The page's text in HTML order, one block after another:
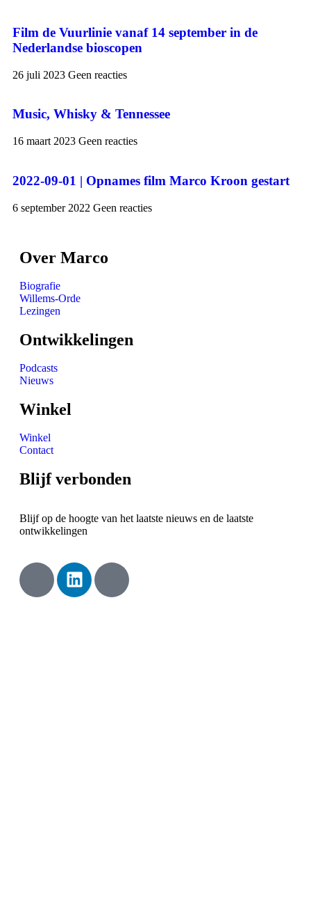
Film de Vuurlinie vanaf 14 september in de
Nederlandse bioscopen
26 juli 2023 Geen reacties
Music, Whisky & Tennessee
16 maart 2023 Geen reacties
2022-09-01 | Opnames film Marco Kroon gestart
6 september 2022 Geen reacties
Over Marco
Biografie
Willems-Orde
Lezingen
Ontwikkelingen
Podcasts
Nieuws
Winkel
Winkel
Contact
Blijf verbonden
Blijf op de hoogte van het laatste nieuws en de laatste
ontwikkelingen